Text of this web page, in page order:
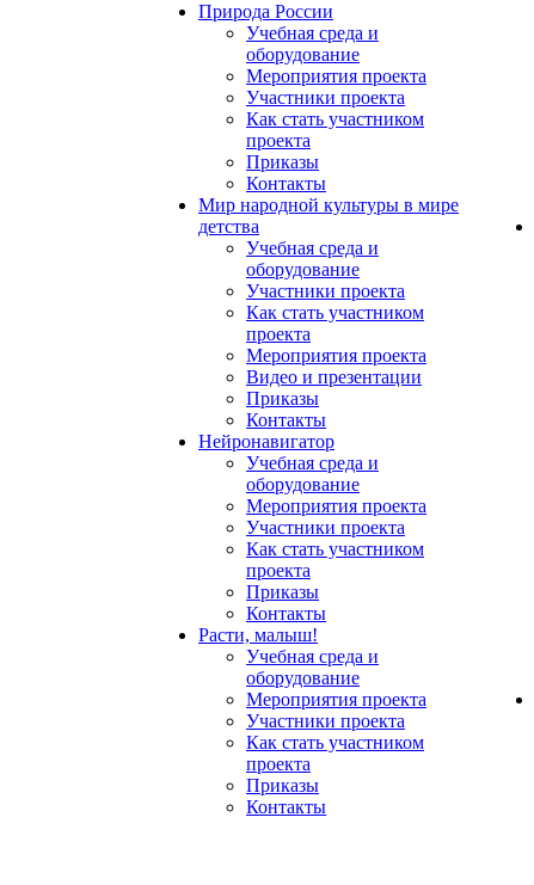
Природа России
Учебная среда и
оборудование
Мероприятия проекта
Участники проекта
Как стать участником
проекта
Приказы
Контакты
Мир народной культуры в мире
детства
Учебная среда и
оборудование
Участники проекта
Как стать участником
проекта
Мероприятия проекта
Видео и презентации
Приказы
Контакты
Нейронавигатор
Учебная среда и
оборудование
Мероприятия проекта
Участники проекта
Как стать участником
проекта
Приказы
Контакты
Расти, малыш!
Учебная среда и
оборудование
Мероприятия проекта
Участники проекта
Как стать участником
проекта
Приказы
Контакты